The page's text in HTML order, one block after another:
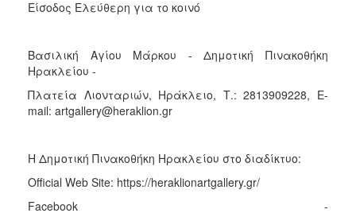
Είσοδος Ελεύθερη για το κοινό
Βασιλική Αγίου Μάρκου - Δημοτική Πινακοθήκη
Ηρακλείου -
Πλατεία Λιονταριών, Ηράκλειο, Τ.: 2813909228, E-
mail: artgallery@heraklion.gr
Η Δημοτική Πινακοθήκη Ηρακλείου στο διαδίκτυο:
Official Web Site: https://heraklionartgallery.gr/
Facebook -